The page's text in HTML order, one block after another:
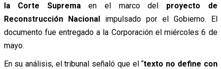
la Corte Suprema en el marco del proyecto de
Reconstrucción Nacionalimpulsado por el Gobierno. El
documento fue entregado a la Corporación el miércoles 6 de
mayo.
En su análisis, el tribunal señaló que el “texto no define con